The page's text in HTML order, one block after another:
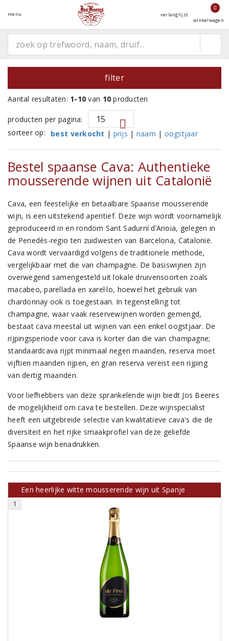
menu verlanglijst
0
winkelwagen
filter
Aantal resultaten: 1-10 van 10 producten
producten per pagina:
sorteer op:
best verkocht | prijs | naam | oogstjaar
Bestel spaanse Cava: Authentieke
mousserende wijnen uit Catalonië
Cava, een feestelijke en betaalbare Spaanse mousserende
wijn, is een uitstekend aperitief. Deze wijn wordt voornamelijk
geproduceerd in en rondom Sant Sadurní d’Anoia, gelegen in
de Penedès-regio ten zuidwesten van Barcelona, Catalonië.
Cava wordt vervaardigd volgens de traditionele methode,
vergelijkbaar met die van champagne. De basiswijnen zijn
overwegend samengesteld uit lokale druivensoorten zoals
macabeo, parellada en xarel·lo, hoewel het gebruik van
chardonnay ook is toegestaan. In tegenstelling tot
champagne, waar vaak reservewijnen worden gemengd,
bestaat cava meestal uit wijnen van een enkel oogstjaar. De
rijpingsperiode voor cava is korter dan die van champagne;
standaardcava rijpt minimaal negen maanden, reserva moet
vijftien maanden rijpen, en gran reserva vereist een rijping
van dertig maanden.
Voor liefhebbers van deze sprankelende wijn biedt Jos Beeres
de mogelijkheid om cava te bestellen. Deze wijnspecialist
heeft een uitgebreide selectie van kwalitatieve cava's die de
diversiteit en het rijke smaakprofiel van deze geliefde
Spaanse wijn benadrukken.
Een heerlijke witte mousserende wijn uit Spanje
1